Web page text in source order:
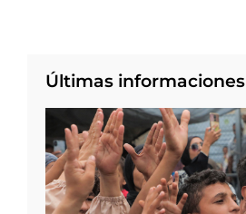
Últimas informaciones